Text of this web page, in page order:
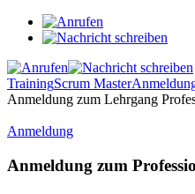
TrainingScrum Master
Anmeldung zum Lehrgang
Anmeldung
Anmeldung zum